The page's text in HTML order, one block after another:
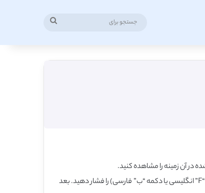
آن زمینه را مشاهده کنید.
همچنین برای یافتن موضوع بر اساس عبارت کلیدی، در همین صفحه، کلید کنترل (Ctrl) را روی کیبورد فشار داده و نگه دارید و همزمان کلید F (دکمه “F” انگلیسی یا دکمه “ب” فارسی) را فشار دهید. بعد